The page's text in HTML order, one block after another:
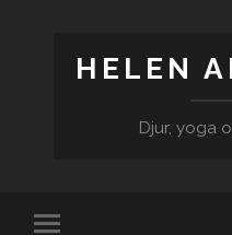
HELEN
Djur, yoga